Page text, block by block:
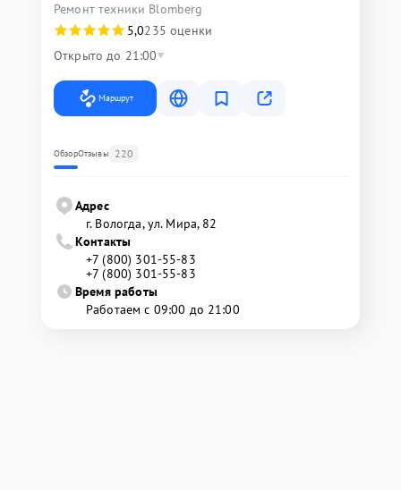
Ремонт техники Blomberg
5,0235 оценки
Открыто до 21:00
Маршрут
ОбзорОтзывы 220
Адрес
г. Вологда, ул. Мира, 82
Контакты
+7 (800) 301-55-83
+7 (800) 301-55-83
Время работы
Работаем с 09:00 до 21:00